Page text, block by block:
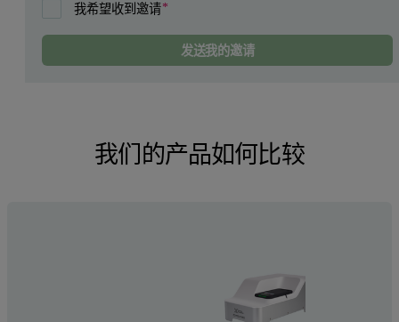
我希望收到邀请
发送我的邀请
我们的产品如何比较